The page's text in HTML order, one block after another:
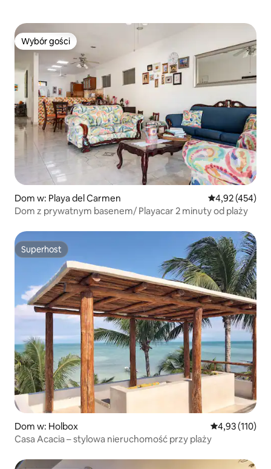
Wybór gości
Wybór gości
Dom w: Playa del Carmen Średnia
4,92 (454)
Dom z prywatnym basenem/ Playacar 2 minuty od plaży
Superhost
Superhost
Dom w: Holbox Średnia
4,93 (110)
Casa Acacia – stylowa nieruchomość przy plaży